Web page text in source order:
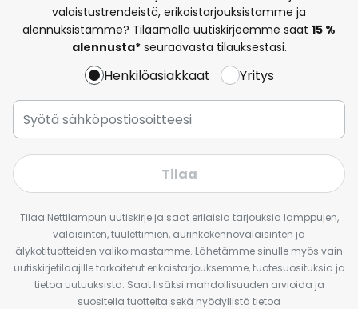
valaistustrendeistä, erikoistarjouksistamme ja
alennuksistamme? Tilaamalla uutiskirjeemme saat 15 %
alennusta*seuraavasta tilauksestasi.
Henkilöasiakkaat Yritys
Tilaa
Tilaa Nettilampun uutiskirje ja saat erilaisia tarjouksia lamppujen,
valaisinten, tuulettimien, aurinkokennovalaisinten ja
älykotituotteiden valikoimastamme. Lähetämme sinulle myös vain
uutiskirjetilaajille tarkoitetut erikoistarjouksemme, tuotesuosituksia ja
tietoa uutuuksista. Saat lisäksi mahdollisuuden arvioida ja
suositella tuotteita sekä hyödyllistä tietoa